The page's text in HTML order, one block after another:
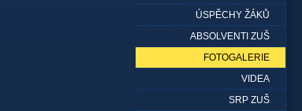
ÚSPĚCHY ŽÁKŮ
ABSOLVENTI ZUŠ
FOTOGALERIE
VIDEA
SRP ZUŠ